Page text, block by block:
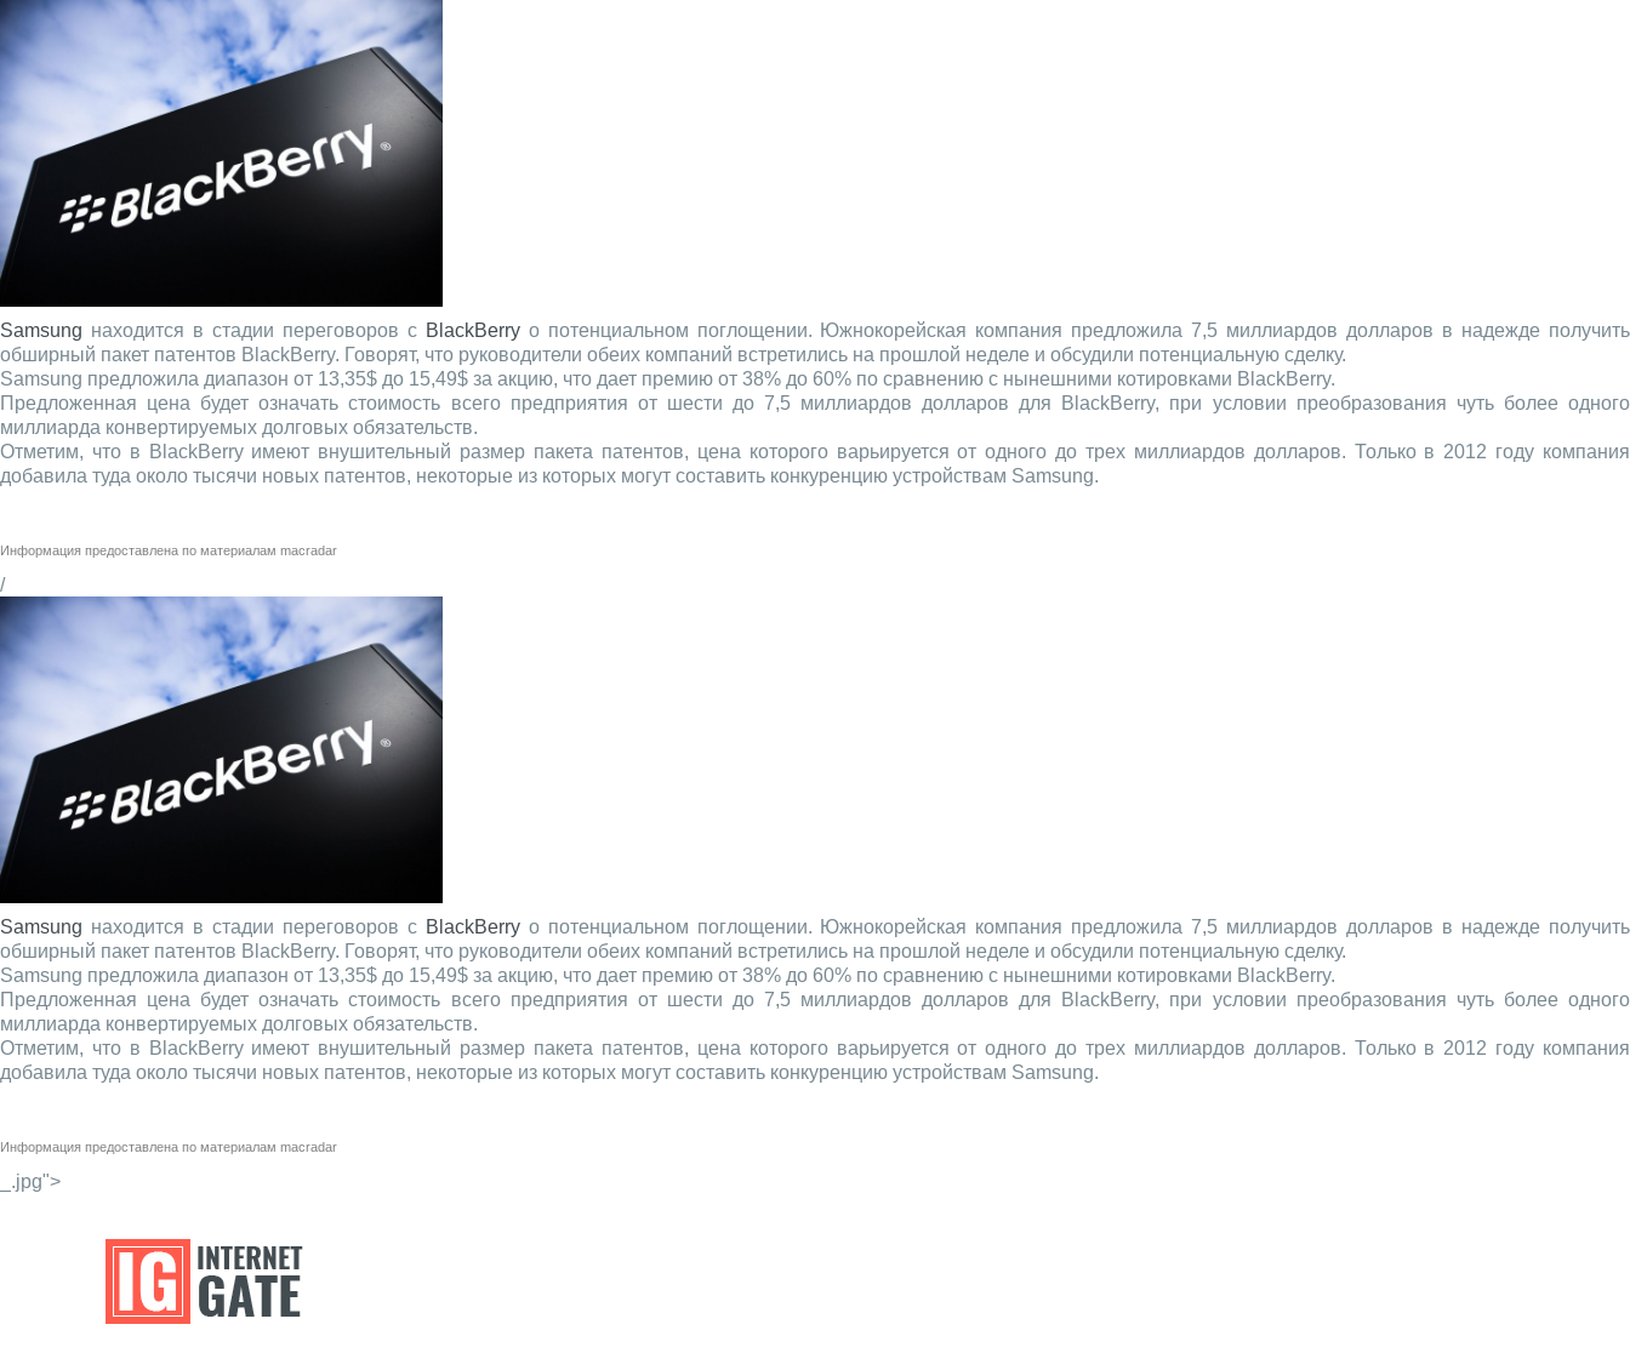
Samsung находится в стадии переговоров с BlackBerryо потенциальном поглощении. Южнокорейская компания предложила 7,5 миллиардов долларов в надежде получить
обширный пакет патентов BlackBerry. Говорят, что руководители обеих компаний встретились на прошлой неделе и обсудили потенциальную сделку.
Samsung предложила диапазон от 13,35$ до 15,49$ за акцию, что дает премию от 38% до 60% по сравнению с нынешними котировками BlackBerry.
Предложенная цена будет означать стоимость всего предприятия от шести до 7,5 миллиардов долларов для BlackBerry, при условии преобразования чуть более одного
миллиарда конвертируемых долговых обязательств.
Отметим, что в BlackBerry имеют внушительный размер пакета патентов, цена которого варьируется от одного до трех миллиардов долларов. Только в 2012 году компания
добавила туда около тысячи новых патентов, некоторые из которых могут составить конкуренцию устройствам Samsung.
Информация предоставлена по материалам macradar
/
Samsung находится в стадии переговоров с BlackBerryо потенциальном поглощении. Южнокорейская компания предложила 7,5 миллиардов долларов в надежде получить
обширный пакет патентов BlackBerry. Говорят, что руководители обеих компаний встретились на прошлой неделе и обсудили потенциальную сделку.
Samsung предложила диапазон от 13,35$ до 15,49$ за акцию, что дает премию от 38% до 60% по сравнению с нынешними котировками BlackBerry.
Предложенная цена будет означать стоимость всего предприятия от шести до 7,5 миллиардов долларов для BlackBerry, при условии преобразования чуть более одного
миллиарда конвертируемых долговых обязательств.
Отметим, что в BlackBerry имеют внушительный размер пакета патентов, цена которого варьируется от одного до трех миллиардов долларов. Только в 2012 году компания
добавила туда около тысячи новых патентов, некоторые из которых могут составить конкуренцию устройствам Samsung.
Информация предоставлена по материалам macradar
_.jpg">